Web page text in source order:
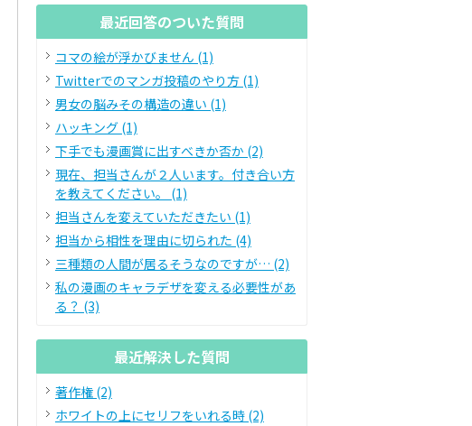
最近回答のついた質問
コマの絵が浮かびません (1)
Twitterでのマンガ投稿のやり方 (1)
男女の脳みその構造の違い (1)
ハッキング (1)
下手でも漫画賞に出すべきか否か (2)
現在、担当さんが２人います。付き合い方
を教えてください。 (1)
担当さんを変えていただきたい (1)
担当から相性を理由に切られた (4)
三種類の人間が居るそうなのですが… (2)
私の漫画のキャラデザを変える必要性があ
る？ (3)
最近解決した質問
著作権 (2)
ホワイトの上にセリフをいれる時 (2)